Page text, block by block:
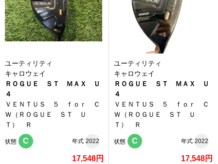
ユーティリティ
キャロウェイ
ＲＯＧＵＥ ＳＴ ＭＡＸ Ｕ
４
ＶＥＮＴＵＳ ５ ｆｏｒ Ｃ
Ｗ（ＲＯＧＵＥ ＳＴ Ｕ
Ｔ） Ｒ
状態 C 年式 2022
17,548円
ユーティリティ
キャロウェイ
ＲＯＧＵＥ ＳＴ ＭＡＸ Ｕ
４
ＶＥＮＴＵＳ ５ ｆｏｒ Ｃ
Ｗ（ＲＯＧＵＥ ＳＴ Ｕ
Ｔ） Ｒ
状態 C 年式 2022
17,548円